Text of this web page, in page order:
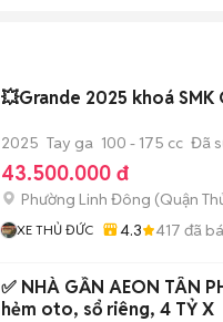
💥Grande 2025 khoá SMK
2025 Tay ga 100 - 175 cc Đã
43.500.000 đ
Phường Linh Đông (Quận
XE THỦ ĐỨC 4.3 417 đã
✅ NHÀ GẦN AEON TÂN
hẻm oto, sổ riêng, 4 TỶ X